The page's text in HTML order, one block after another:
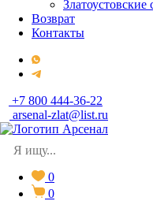
Возврат
Контакты
+7 800 444-36-22
arsenal-zlat@list.ru
0
0